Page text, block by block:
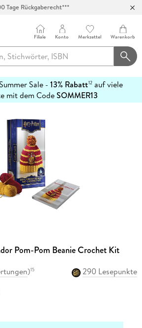
Tage Rückgaberecht***
Filiale Konto Merkzettel Warenkorb
Summer Sale - 13% Rabatt12 auf viele
mit dem CodeSOMMER13
Pom-Pom Beanie Crochet Kit
)15
290 Lesepunkte